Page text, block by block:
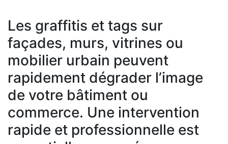
Les graffitis et tags sur
façades, murs, vitrines ou
mobilier urbain peuvent
rapidement dégrader l’image
de votre bâtiment ou
commerce. Une intervention
rapide et professionnelle est